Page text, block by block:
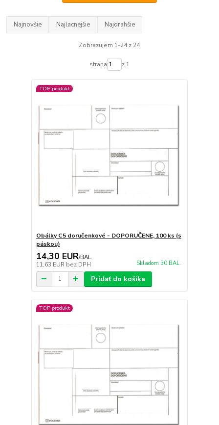
Najnovšie Najlacnejšie Najdrahšie
Zobrazujem 1-24 z 24
strana z 1
TOP produkt
Obálky C5 doručenkové - DOPORUČENE, 100 ks (s
páskou)
14,30 EUR/BAL.
11,63 EUR bez DPH Skladom 30 BAL.
Pridať do košíka
TOP produkt